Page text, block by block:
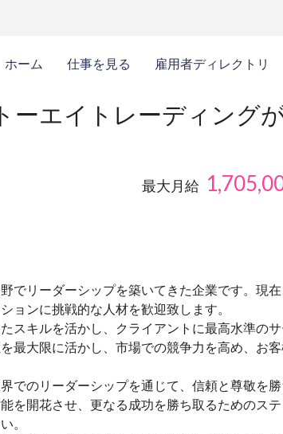
ホーム 仕事を見る 雇用者ディレクトリ
エイトレーディング
最大月給
でリーダーシップを築いてきた企業です。現在
ョンに挑戦的な人材を歓迎致します。
スキルを活かし、クライアントに最高水準の
最大限に活かし、市場での競争力を高め、お客
でのリーダーシップを通じて、信頼と尊敬を
を開花させ、更なる成功を勝ち取るためのス
。